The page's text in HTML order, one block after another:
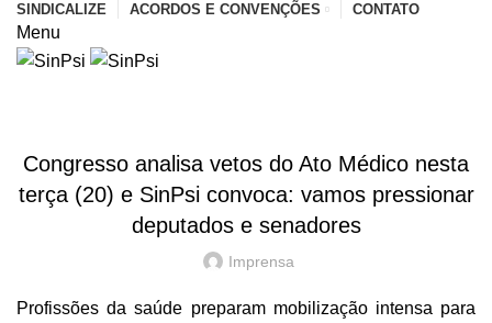
SINDICALIZE
ACORDOS E CONVENÇÕES CONTATO
Menu
Congresso analisa vetos do Ato Médico nesta
terça (20) e SinPsi convoca: vamos pressionar
deputados e senadores
Imprensa
Profissões da saúde preparam mobilização intensa para